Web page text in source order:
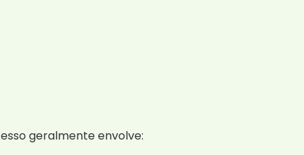
geralmente envolve: